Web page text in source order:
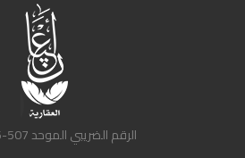
الرقم الضريبي الموحد 507-746-699